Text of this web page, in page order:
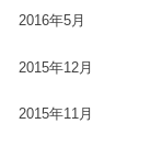
2016年5月
2015年12月
2015年11月